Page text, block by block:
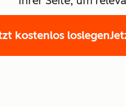
kostenlos loslegen